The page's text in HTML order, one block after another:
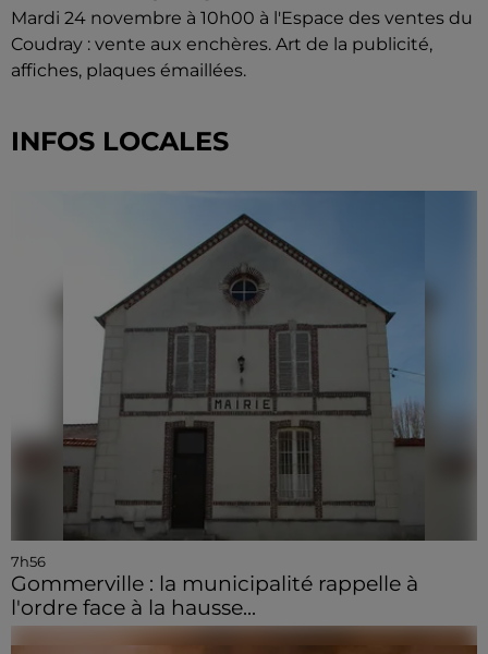
Mardi 24 novembre à 10h00 à l'Espace des ventes du
Coudray : vente aux enchères. Art de la publicité,
affiches, plaques émaillées.
INFOS LOCALES
7h56
Gommerville : la municipalité rappelle à
l'ordre face à la hausse...